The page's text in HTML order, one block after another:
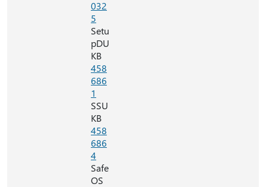
032
5
Setu
pDU
KB
458
686
1
SSU
KB
458
686
4
Safe
OS